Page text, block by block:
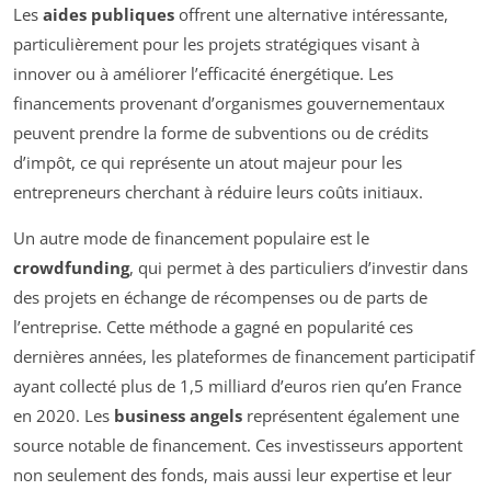
Les aides publiques offrent une alternative intéressante,
particulièrement pour les projets stratégiques visant à
innover ou à améliorer l’efficacité énergétique. Les
financements provenant d’organismes gouvernementaux
peuvent prendre la forme de subventions ou de crédits
d’impôt, ce qui représente un atout majeur pour les
entrepreneurs cherchant à réduire leurs coûts initiaux.
Un autre mode de financement populaire est le
crowdfunding, qui permet à des particuliers d’investir dans
des projets en échange de récompenses ou de parts de
l’entreprise. Cette méthode a gagné en popularité ces
dernières années, les plateformes de financement participatif
ayant collecté plus de 1,5 milliard d’euros rien qu’en France
en 2020. Les business angels représentent également une
source notable de financement. Ces investisseurs apportent
non seulement des fonds, mais aussi leur expertise et leur